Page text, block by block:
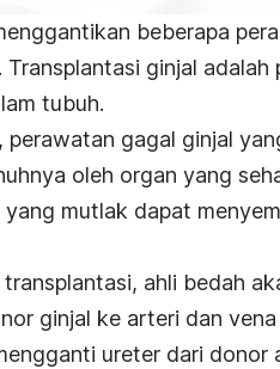
beberapa
ginjal adalah
tubuh.
perawatan gagal ginjal
oleh organ yang
mutlak dapat
ahli bedah
ginjal ke arteri dan
ureter dari donor